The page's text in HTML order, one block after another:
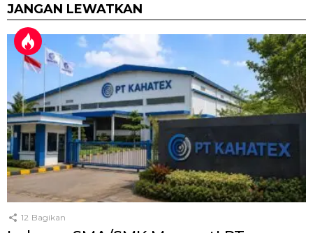
JANGAN LEWATKAN
12 Bagikan